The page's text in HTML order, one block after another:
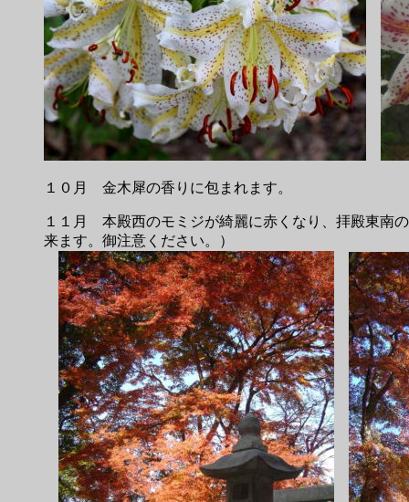
１０月 金木犀の香りに包まれます。
１１月 本殿西のモミジが綺麗に赤くなり、拝殿東南
来ます。御注意ください。）